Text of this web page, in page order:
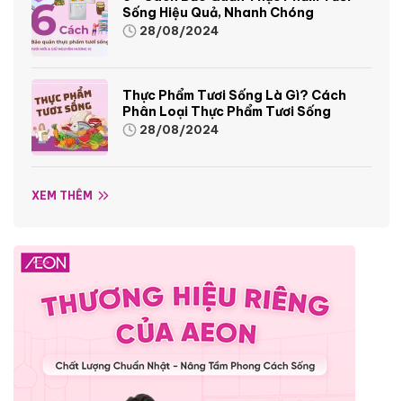
Sống Hiệu Quả, Nhanh Chóng
28/08/2024
Thực Phẩm Tươi Sống Là Gì? Cách
Phân Loại Thực Phẩm Tươi Sống
28/08/2024
XEM THÊM